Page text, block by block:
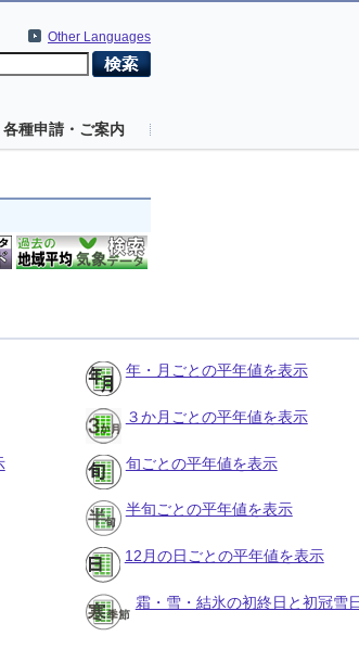
Other Languages
各種申請・ご案内
年・月ごとの平年値を表示
３か月ごとの平年値を表示
旬ごとの平年値を表示
半旬ごとの平年値を表示
12月の日ごとの平年値を表示
霜・雪・結氷の初終日と初冠雪